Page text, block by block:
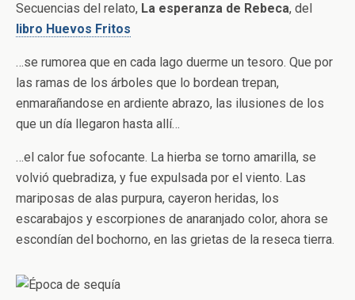
Secuencias del relato, La esperanza de Rebeca, del
libro Huevos Fritos
…se rumorea que en cada lago duerme un tesoro. Que por
las ramas de los árboles que lo bordean trepan,
enmarañandose en ardiente abrazo, las ilusiones de los
que un día llegaron hasta allí…
…el calor fue sofocante. La hierba se torno amarilla, se
volvió quebradiza, y fue expulsada por el viento. Las
mariposas de alas purpura, cayeron heridas, los
escarabajos y escorpiones de anaranjado color, ahora se
escondían del bochorno, en las grietas de la reseca tierra.